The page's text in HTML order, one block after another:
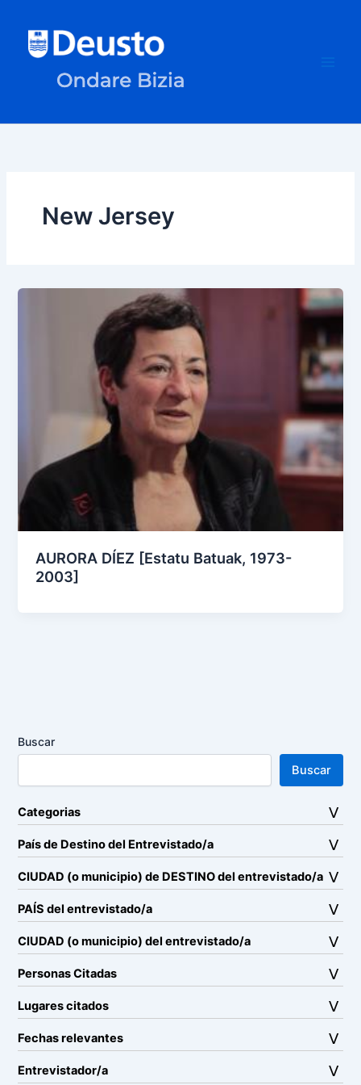
contenido
New Jersey
AURORA DÍEZ [Estatu Batuak, 1973-
2003]
Buscar
Buscar
Categorias
País de Destino del Entrevistado/a
CIUDAD (o municipio) de DESTINO del entrevistado/a
PAÍS del entrevistado/a
CIUDAD (o municipio) del entrevistado/a
Personas Citadas
Lugares citados
Fechas relevantes
Entrevistador/a